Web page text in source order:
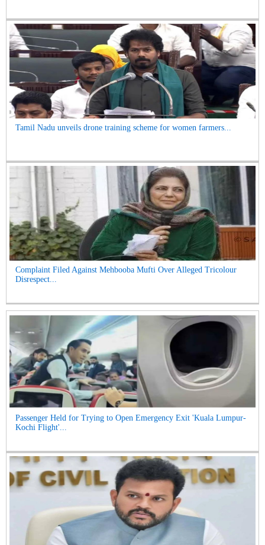
Tamil Nadu unveils drone training scheme for women farmers...
Complaint Filed Against Mehbooba Mufti Over Alleged Tricolour
Disrespect...
Passenger Held for Trying to Open Emergency Exit 'Kuala Lumpur-
Kochi Flight'...